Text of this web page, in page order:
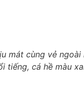
mát cùng vẻ
tiếng, cá hề màu